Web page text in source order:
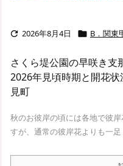
 2026年8月4日  B．関東
さくら堤公園の早咲き支
2026年見頃時期と開花
見町
秋のお彼岸の頃には各地で彼
すが、通常の彼岸花よりも一足